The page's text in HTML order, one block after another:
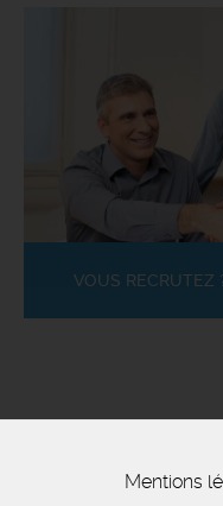
VOUS RECRUTEZ
Mentions